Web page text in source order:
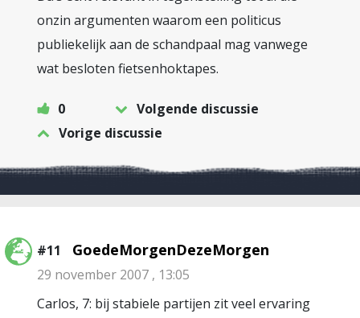
onzin argumenten waarom een politicus
publiekelijk aan de schandpaal mag vanwege
wat besloten fietsenhoktapes.
0
Volgende discussie
Vorige discussie
#11 GoedeMorgenDezeMorgen
29 november 2007 , 13:05
Carlos, 7: bij stabiele partijen zit veel ervaring